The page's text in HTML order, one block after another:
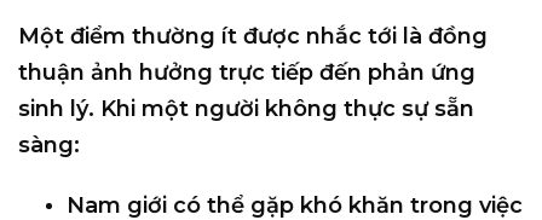
Một điểm thường ít được nhắc tới là đồng
thuận ảnh hưởng trực tiếp đến phản ứng
sinh lý. Khi một người không thực sự sẵn
sàng:
Nam giới có thể gặp khó khăn trong việc